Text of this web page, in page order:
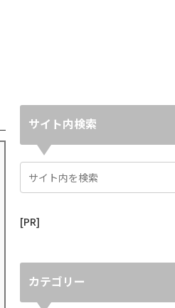
サイト内検索
[PR]
カテゴリー